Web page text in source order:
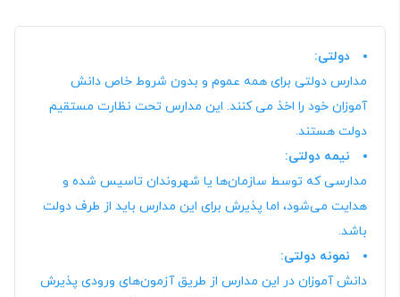
دولتی:
مدارس دولتی برای همه عموم و بدون شروط خاص دانش
آموزان خود را اخذ می کنند. این مدارس تحت نظارت مستقیم
دولت هستند.
نیمه دولتی:
مدارسی که توسط سازمان‌ها یا شهروندان تاسیس شده و
هدایت می‌شود، اما پذیرش برای این مدارس باید از طرف دولت
باشد.
نمونه دولتی:
دانش آموزان در این مدارس از طریق آزمون‌های ورودی پذیرش